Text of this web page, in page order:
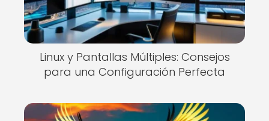
Linux y Pantallas Múltiples: Consejos
para una Configuración Perfecta